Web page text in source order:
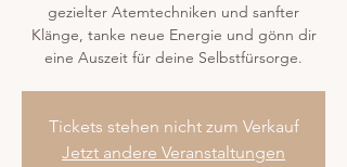
gezielter Atemtechniken und sanfter
Klänge, tanke neue Energie und gönn dir
eine Auszeit für deine Selbstfürsorge.
Tickets stehen nicht zum Verkauf
Jetzt andere Veranstaltungen